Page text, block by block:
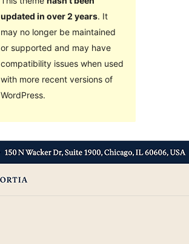
updated in over 2 years. It
may no longer be maintained
or supported and may have
compatibility issues when used
with more recent versions of
WordPress.